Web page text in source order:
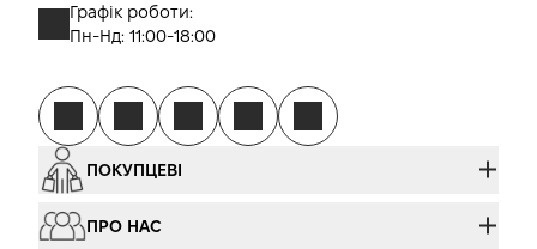
Графік роботи:
Пн-Нд: 11:00-18:00
ПОКУПЦЕВІ
ПРО НАС